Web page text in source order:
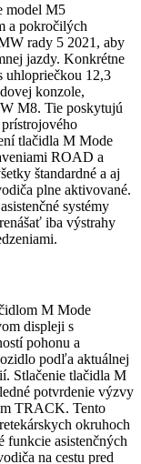
model M5
a pokročilých
rady 5 2021, aby
jazdy. Konkrétne
uhlopriečkou 12,3
konzole,
M8. Tie poskytujú
tlačidla M Mode
ROAD a
štandardné a aj
plne aktivované.
systémy
iba výstrahy
M Mode
displeji s
pohonu a
podľa aktuálnej
Stlačenie tlačidla M
potvrdenie výzvy
TRACK. Tento
okruhoch
funkcie asistenčných
na cestu pred